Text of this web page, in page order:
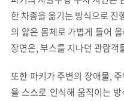
한 차종을 옮기는 방식으로
의 얇은 몸체로 가볍게 들어
장면은, 부스를 지나던 관람
또한 파키가 주변의 장애물,
을 스스로 인식해 움직이는